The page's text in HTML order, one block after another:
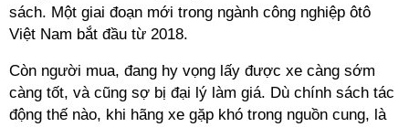
sách. Một giai đoạn mới trong ngành công nghiệp ôtô
Việt Nam bắt đầu từ 2018.
Còn người mua, đang hy vọng lấy được xe càng sớm
càng tốt, và cũng sợ bị đại lý làm giá. Dù chính sách tác
động thế nào, khi hãng xe gặp khó trong nguồn cung, là